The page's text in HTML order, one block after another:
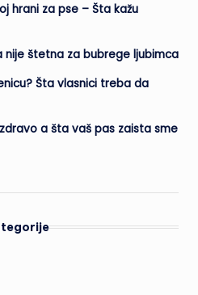
hrani za pse – Šta kažu
štetna za bubrege ljubimca
Šta vlasnici treba da
a šta vaš pas zaista sme